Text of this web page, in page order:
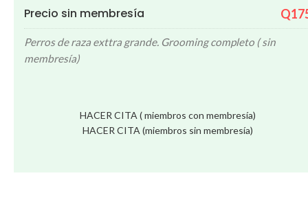
Precio sin membresía
Perros de raza exttra grande. Grooming completo ( sin
membresía)
HACER CITA ( miembros con membresía)
HACER CITA (miembros sin membresía)